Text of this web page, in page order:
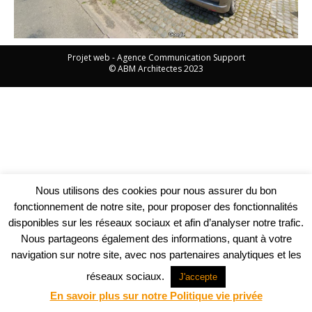
Projet web -Agence Communication Support
© ABM Architectes 2023
Nous utilisons des cookies pour nous assurer du bon
fonctionnement de notre site, pour proposer des fonctionnalités
disponibles sur les réseaux sociaux et afin d’analyser notre trafic.
Nous partageons également des informations, quant à votre
navigation sur notre site, avec nos partenaires analytiques et les
réseaux sociaux.
J'accepte
En savoir plus sur notre Politique vie privée